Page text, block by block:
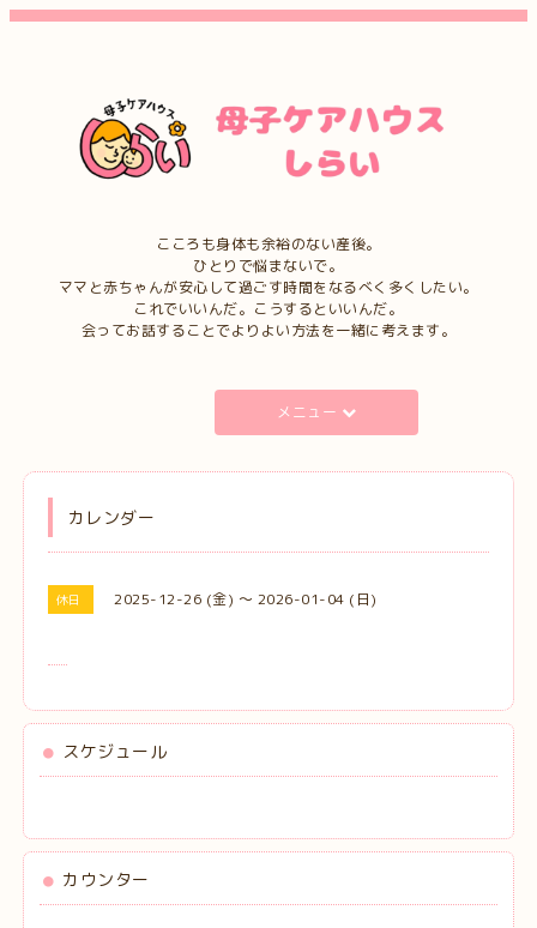
こころも身体も余裕のない産後。
ひとりで悩まないで。
ママと赤ちゃんが安心して過ごす時間をなるべく多くしたい。
これでいいんだ。こうするといいんだ。
会ってお話することでよりよい方法を一緒に考えます。
メニュー
カレンダー
休日 2025-12-26 (金) ～ 2026-01-04 (日)
スケジュール
カウンター